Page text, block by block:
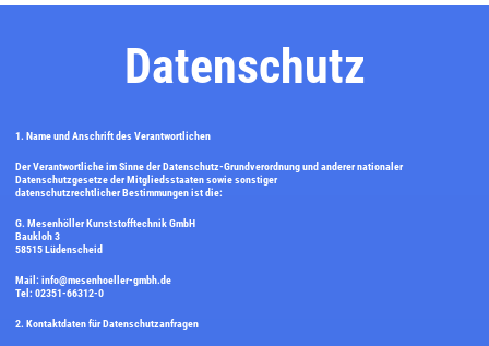
Kunststofftechnik
Zusatzleistungen
Qualität & Umwelt
Aus einer Hand
Datenschutz
1. Name und Anschrift des Verantwortlichen
Der Verantwortliche im Sinne der Datenschutz-Grundverordnung und anderer nationaler
Datenschutzgesetze der Mitgliedsstaaten sowie sonstiger
datenschutzrechtlicher Bestimmungen ist die:
G. Mesenhöller Kunststofftechnik GmbH
Baukloh 3
58515 Lüdenscheid
Mail: info@mesenhoeller-gmbh.de
Tel: 02351-66312-0
2. Kontaktdaten für Datenschutzanfragen